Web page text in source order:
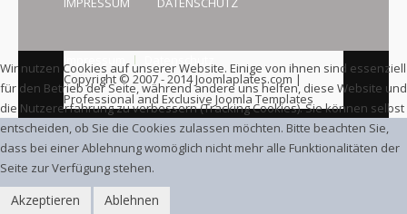
Impressum
Datenschutz
Copyright © 2007 - 2014 Joomlaplates.com |
Professional and Exclusive Joomla Templates
Wir nutzen Cookies auf unserer Website. Einige von ihnen sind essenziell
für den Betrieb der Seite, während andere uns helfen, diese Website und
die Nutzererfahrung zu verbessern (Tracking Cookies). Sie können selbst
entscheiden, ob Sie die Cookies zulassen möchten. Bitte beachten Sie,
dass bei einer Ablehnung womöglich nicht mehr alle Funktionalitäten der
Seite zur Verfügung stehen.
Akzeptieren Ablehnen